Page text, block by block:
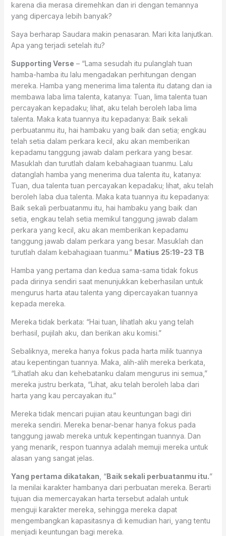
karena dia merasa diremehkan dan iri dengan temannya
yang dipercaya lebih banyak?
Saya berharap Saudara makin penasaran. Mari kita lanjutkan.
Apa yang terjadi setelah itu?
Supporting Verse – “Lama sesudah itu pulanglah tuan
hamba-hamba itu lalu mengadakan perhitungan dengan
mereka. Hamba yang menerima lima talenta itu datang dan ia
membawa laba lima talenta, katanya: Tuan, lima talenta tuan
percayakan kepadaku; lihat, aku telah beroleh laba lima
talenta. Maka kata tuannya itu kepadanya: Baik sekali
perbuatanmu itu, hai hambaku yang baik dan setia; engkau
telah setia dalam perkara kecil, aku akan memberikan
kepadamu tanggung jawab dalam perkara yang besar.
Masuklah dan turutlah dalam kebahagiaan tuanmu. Lalu
datanglah hamba yang menerima dua talenta itu, katanya:
Tuan, dua talenta tuan percayakan kepadaku; lihat, aku telah
beroleh laba dua talenta. Maka kata tuannya itu kepadanya:
Baik sekali perbuatanmu itu, hai hambaku yang baik dan
setia, engkau telah setia memikul tanggung jawab dalam
perkara yang kecil, aku akan memberikan kepadamu
tanggung jawab dalam perkara yang besar. Masuklah dan
turutlah dalam kebahagiaan tuanmu.” Matius 25:19-23 TB
Hamba yang pertama dan kedua sama-sama tidak fokus
pada dirinya sendiri saat menunjukkan keberhasilan untuk
mengurus harta atau talenta yang dipercayakan tuannya
kepada mereka.
Mereka tidak berkata: “Hai tuan, lihatlah aku yang telah
berhasil, pujilah aku, dan berikan aku komisi.”
Sebaliknya, mereka hanya fokus pada harta milik tuannya
atau kepentingan tuannya. Maka, alih-alih mereka berkata,
“Lihatlah aku dan kehebatanku dalam mengurus ini semua,”
mereka justru berkata, “Lihat, aku telah beroleh laba dari
harta yang kau percayakan itu.”
Mereka tidak mencari pujian atau keuntungan bagi diri
mereka sendiri. Mereka benar-benar hanya fokus pada
tanggung jawab mereka untuk kepentingan tuannya. Dan
yang menarik, respon tuannya adalah memuji mereka untuk
alasan yang sangat jelas.
Yang pertama dikatakan , “Baik sekali perbuatanmu itu.”
Ia menilai karakter hambanya dari perbuatan mereka. Berarti
tujuan dia memercayakan harta tersebut adalah untuk
menguji karakter mereka, sehingga mereka dapat
mengembangkan kapasitasnya di kemudian hari, yang tentu
menjadi keuntungan bagi mereka.